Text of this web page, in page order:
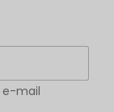
e-mail